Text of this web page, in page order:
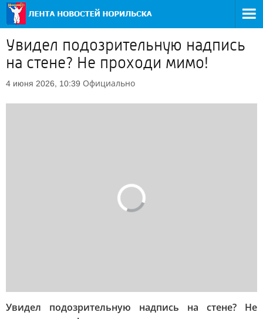
Увидел подозрительную надпись
на стене? Не проходи мимо!
4 июня 2026, 10:39 Официально
Увидел подозрительную надпись на стене? Не